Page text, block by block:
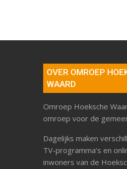
OVER OMROEP
WAARD
Omroep Hoeksche
omroep voor de
Dagelijks maken
TV-programma’s en
inwoners van de